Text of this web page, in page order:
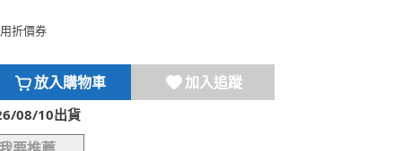
折價券
放入購物車 加入追蹤
08/10出貨